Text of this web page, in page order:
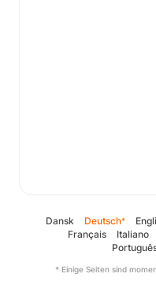
Dansk Deutsch*
Français
Italiano
* Einige Seiten sind